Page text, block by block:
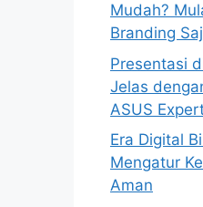
Mudah?
Branding
Presentasi
Jelas
ASUS
Era Digital
Mengatur
Aman